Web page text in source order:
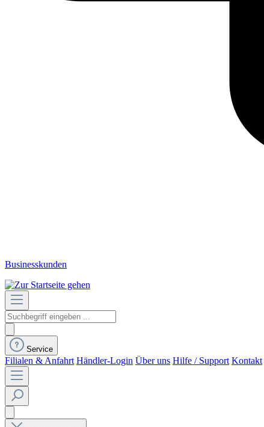
Businesskunden
Service
Filialen & Anfahrt Händler-Login Über uns Hilfe / Support Kontakt